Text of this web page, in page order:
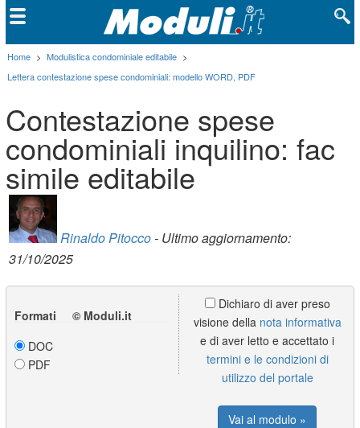
Home > Modulistica condominiale editabile >
Lettera contestazione spese condominiali: modello WORD, PDF
Contestazione spese
condominiali inquilino: fac
simile editabile
Rinaldo Pitocco- Ultimo aggiornamento:
31/10/2025
Formati © Moduli.it
DOC
PDF
Dichiaro di aver preso
visione della nota informativa
e di aver letto e accettato i
termini e le condizioni di
utilizzo del portale
Vai al modulo »